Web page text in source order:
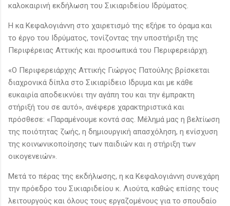
καλοκαιρινή εκδήλωση του Σικιαριδείου Ιδρύματος.
Η κα Κεφαλογιάννη στο χαιρετισμό της εξήρε το όραμα και
το έργο του Ιδρύματος, τονίζοντας την υποστήριξη της
Περιφέρειας Αττικής και προσωπικά του Περιφερειάρχη.
«Ο Περιφερειάρχης Αττικής Γιώργος Πατούλης βρίσκεται
διαχρονικά δίπλα στο Σικιαρίδειο Ιδρυμα και με κάθε
ευκαιρία αποδεικνύει την αγάπη του και την έμπρακτη
στήριξή του σε αυτό», ανέφερε χαρακτηριστικά και
πρόσθεσε: «Παραμένουμε κοντά σας. Μέλημά μας η βελτίωση
της ποιότητας ζωής, η δημιουργική απασχόληση, η ενίσχυση
της κοινωνικοποίησης των παιδιών και η στήριξη των
οικογενειών».
Μετά το πέρας της εκδήλωσης, η κα Κεφαλογιάννη συνεχάρη
την πρόεδρο του Σικιαριδείου κ. Λιούτα, καθώς επίσης τους
λειτουργούς και όλους τους εργαζομένους για το σπουδαίο